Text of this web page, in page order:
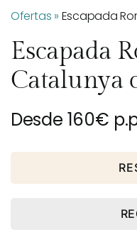
Ofertas » Escapada
Escapada
Catalunya
Desde 160€